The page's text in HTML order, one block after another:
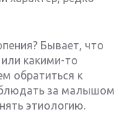
Бывает, что
какими-то
обратиться к
за малышом
этиологию.